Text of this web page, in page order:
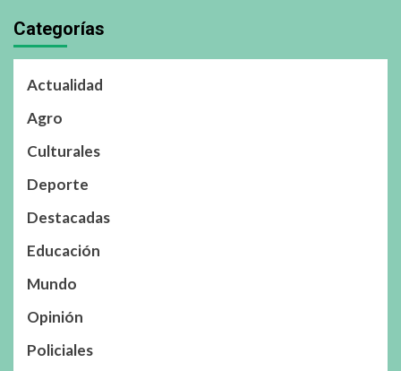
Categorías
Actualidad
Agro
Culturales
Deporte
Destacadas
Educación
Mundo
Opinión
Policiales